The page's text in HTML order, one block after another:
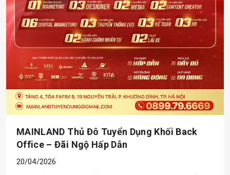
MAINLAND Thủ Đô Tuyển Dụng Khối Back
Office – Đãi Ngộ Hấp Dẫn
20/04/2026